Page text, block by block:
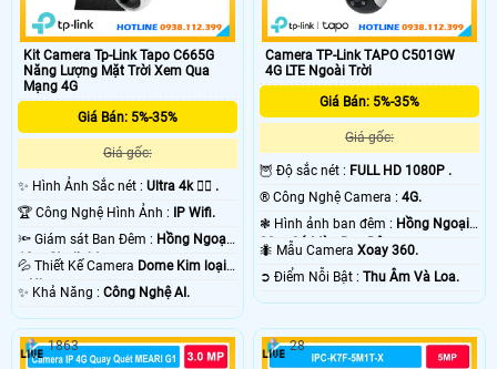
Kit Camera Tp-Link Tapo C665G
Năng Lượng Mặt Trời Xem Qua
Mạng 4G
Giá Bán: 5%-35%
Giá gốc:
✨ Hình Ảnh Sắc nét : Ultra 4k 👍🏾 .
🏆 Công Nghệ Hình Ảnh :
IP Wifi.
🔦 Giám sát Ban Đêm : Hồng Ngoại
10m Starlight.
💦 Thiết Kế Camera Dome Kim loại
+ Nhựa.
️✨ Khả Năng : Công Nghệ AI.
Camera TP-Link TAPO C501GW
4G LTE Ngoài Trời
Giá Bán: 5%-35%
Giá gốc:
🦉 Độ sắc nét : FULL HD 1080P .
®️ Công Nghệ Camera :4G.
❃ Hình ảnh ban đêm : Hồng Ngoại
20m Có Màu Ban Ðêm.
🐜 Mẫu CameraXoay 360.
️➲ Điểm Nỗi Bật :Thu Âm Và Loa.
1863 28